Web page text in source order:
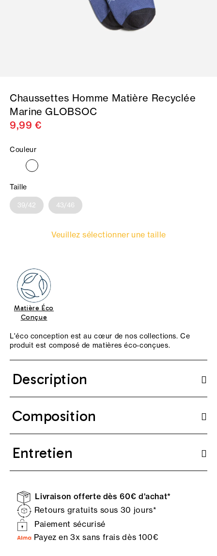
Chaussettes Homme Matière Recyclée
Marine GLOBSOC
9,99 €
Couleur
Taille
39/42 43/46
Veuillez sélectionner une taille
Matière Éco
Conçue
L'éco conception est au cœur de nos collections. Ce
produit est composé de matières éco-conçues.
Description
Composition
Entretien
Livraison offerte dès 60€ d'achat*
Retours gratuits sous 30 jours*
Paiement sécurisé
Payez en 3x sans frais dès 100€